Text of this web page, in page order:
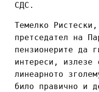
СДС.
Темелко
претседател на
пензионерите да
интереси, излезе
линеарното
било правично и